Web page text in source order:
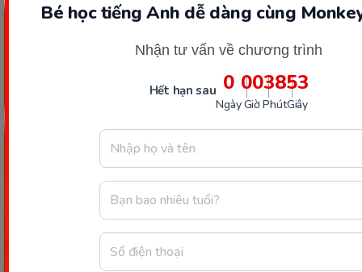
Bé học tiếng Anh dễ dàng cùng
Nhận tư vấn về chương trình
Hết hạn sau 0
Ngày
00
Giờ
38
Phút
53
Giây